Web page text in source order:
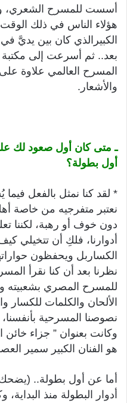
أسست للمسرح الشعري،
هؤلاء الناس في ذلك
الكبيرالذي كان بين يديَّ
بعد.. ثم أسرعت إلى مكتبة
المسرح العالمي علاوة
والأشعار.
ـ متى كان أول صعود لك
أول بطولة؟
* لقد كنا نمثل بالفعل
نعتبر متفرجيه من خاصة
دون خوف أو رهبة، لكننا
أدوارنا، فلكِ أن تتخيلي
الكساربل ويحفظون
نظرنا بعد أن كنا نقرأ
للمسرح المصري بشعبيته
الألحان والكلمات للكسار
نصوصنا المسرحية
وكانت بعنوان ” جزاء
هو الفنان الكبير سمير
أما عن أول بطولة.. (يضحك)
أدوار البطولة منذ